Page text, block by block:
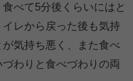
べて5分後くらいにはと
レから戻った後も気持
気持ち悪く、また食べ
わりと食べづわりの両